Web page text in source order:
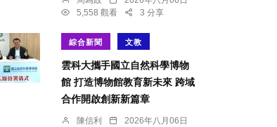
5,558 觀看
3 分享
綜合新聞 文教
雲科大攜手國立自然科學博物
館 打造博物館教育新未來 跨域
合作開啟創新新篇章
陳信利
2026年八月06日